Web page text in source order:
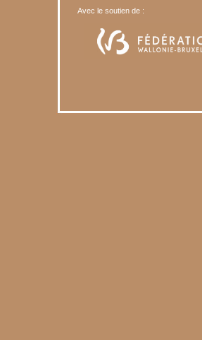
Avec le soutien de :